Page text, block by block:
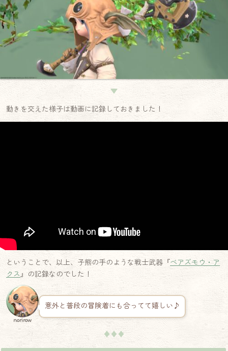
▼
動きを交えた様子は動画に記録しておきました！
ということで、以上、子熊の手のような戦士武器『ベアズモウ・ア
クス』の記録なのでした！
norirow
意外と普段の冒険着にも合ってて嬉しい♪
♦♦♦